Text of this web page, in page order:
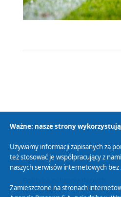
Polityka Prywatności
osobowych
Ważne: nasze strony
Używamy informacji zapisanych za
też stosować je współpracujący z
naszych serwisów internetowych
Zamieszczone na stronach